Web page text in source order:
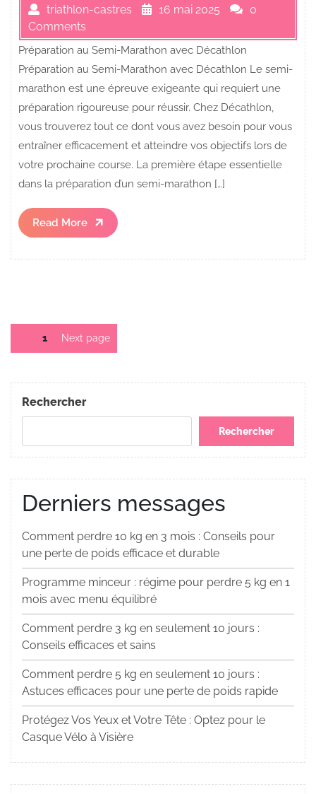
triathlon-castres 16 mai 2025
0
Comments
Préparation au Semi-Marathon avec Décathlon
Préparation au Semi-Marathon avec Décathlon Le semi-
marathon est une épreuve exigeante qui requiert une
préparation rigoureuse pour réussir. Chez Décathlon,
vous trouverez tout ce dont vous avez besoin pour vous
entraîner efficacement et atteindre vos objectifs lors de
votre prochaine course. La première étape essentielle
dans la préparation d’un semi-marathon […]
Read More
Read
More
Pagination
publications
Page1 Next page
Rechercher
Rechercher
Derniers messages
Comment perdre 10 kg en 3 mois : Conseils pour
une perte de poids efficace et durable
Programme minceur : régime pour perdre 5 kg en 1
mois avec menu équilibré
Comment perdre 3 kg en seulement 10 jours :
Conseils efficaces et sains
Comment perdre 5 kg en seulement 10 jours :
Astuces efficaces pour une perte de poids rapide
Protégez Vos Yeux et Votre Tête : Optez pour le
Casque Vélo à Visière